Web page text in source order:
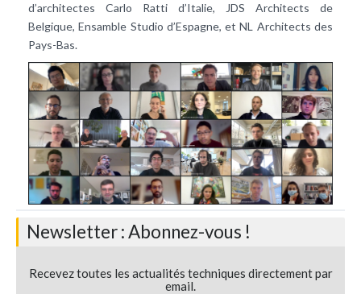
d’architectes Carlo Ratti d’Italie, JDS Architects de
Belgique, Ensamble Studio d’Espagne, et NL Architects des
Pays-Bas.
Newsletter : Abonnez-vous !
Recevez toutes les actualités techniques directement par
email.